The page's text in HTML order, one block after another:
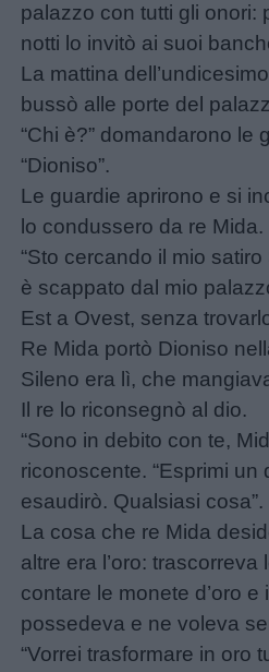
palazzo con tutti gli onori:
notti lo invitò ai suoi
La mattina
bussò alle porte del
“Chi è?” domandarono le
“Dioniso”.
Le guardie aprirono e si
lo condussero da re Mida.
“Sto cercando il mio
è scappato dal mio
Est a Ovest, senza
Re Mida portò Dioniso
Sileno era lì, che
Il re lo riconsegnò al dio.
“Sono in debito con te,
riconoscente. “Esprimi un
esaudirò. Qualsiasi cosa”.
La cosa che re Mida
altre era l’oro:
contare le monete d’oro e
possedeva e ne voleva
“Vorrei trasformare in oro